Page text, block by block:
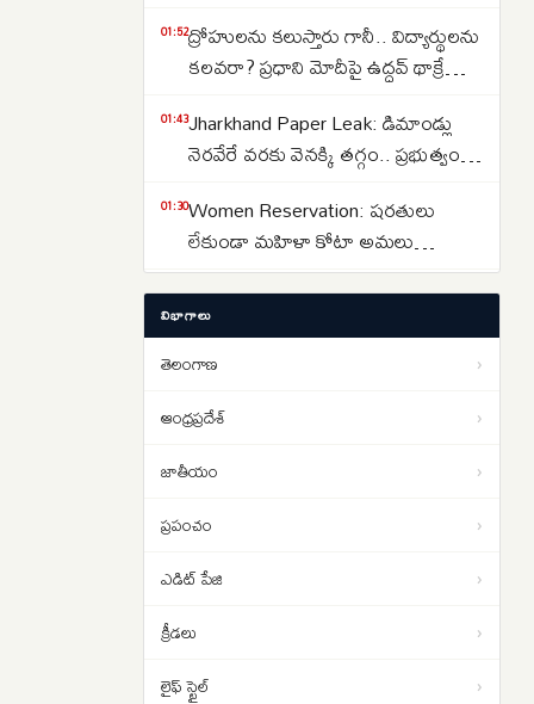
01:52ద్రోహులను కలుస్తారు గానీ.. విద్యార్థులను
కలవరా? ప్రధాని మోదీపై ఉద్ధవ్ థాక్రే
01:43Jharkhand Paper Leak: డిమాండ్లు
నెరవేరే వరకు వెనక్కి తగ్గం.. ప్రభుత్వంతో
01:30Women Reservation: షరతులు
లేకుండా మహిళా కోటా అమలు
చేయాలి.. రాహుల్ గాంధీ డిమాండ్
01:13Strait of Hormuz: హోర్ముజ్ జలసంధిని
తెరవాలంటే ఇరాన్‌తో ట్రంప్ రాజీ
పడాల్సిందే
ఇరాన్ యుద్ధం నుంచి బయటపడదాం..
ట్రంప్‌కు సెంట్కామ్ అధిపతి డాన్ కెయిన్
విభాగాలు
తెలంగాణ ›
ఆంధ్రప్రదేశ్ ›
జాతీయం ›
ప్రపంచం ›
ఎడిట్ పేజి ›
క్రీడలు ›
లైఫ్ స్టైల్ ›